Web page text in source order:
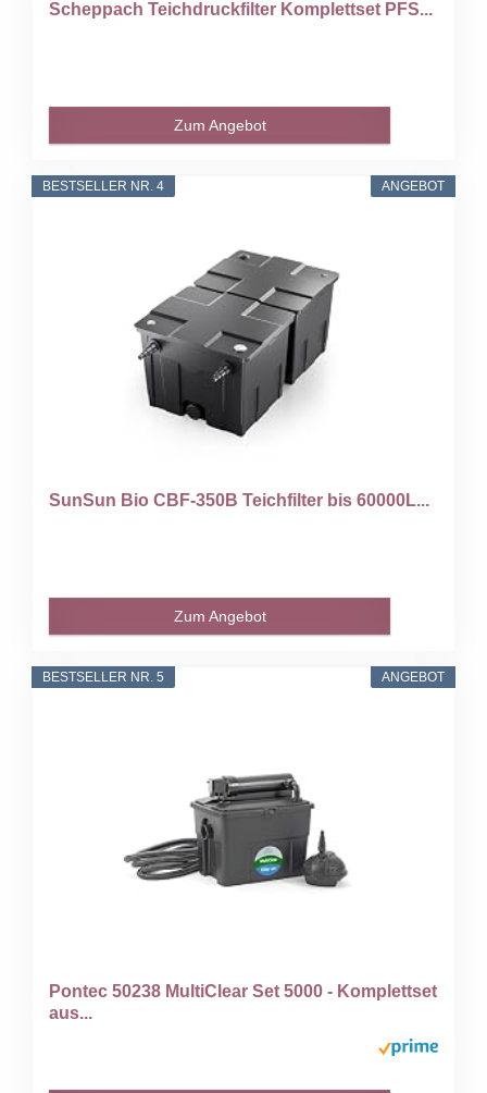
Scheppach Teichdruckfilter Komplettset PFS...
Zum Angebot
ANGEBOT
BESTSELLER NR. 4
SunSun Bio CBF-350B Teichfilter bis 60000L...
Zum Angebot
ANGEBOT
BESTSELLER NR. 5
Pontec 50238 MultiClear Set 5000 - Komplettset
aus...